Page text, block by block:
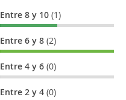
Entre 8 y 10(1)
Entre 6 y 8(2)
Entre 4 y 6(0)
Entre 2 y 4(0)